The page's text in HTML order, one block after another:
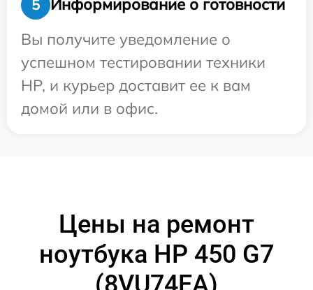
5
Информирование о готовности
Вы получите уведомление о
успешном тестировании техники
HP, и курьер доставит ее к вам
домой или в офис.
Цены на ремонт
ноутбука HP 450 G7